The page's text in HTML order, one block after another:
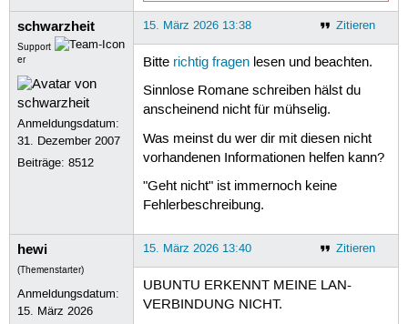
schwarzheit
Support
er
Anmeldungsdatum:
31. Dezember 2007
Beiträge:8512
Zitieren
15. März 2026 13:38
Bitte richtig fragenlesen und beachten.
Sinnlose Romane schreiben hälst du
anscheinend nicht für mühselig.
Was meinst du wer dir mit diesen nicht
vorhandenen Informationen helfen kann?
"Geht nicht" ist immernoch keine
Fehlerbeschreibung.
hewi
(Themenstarter)
Anmeldungsdatum:
15. März 2026
Zitieren
15. März 2026 13:40
UBUNTU ERKENNT MEINE LAN-
VERBINDUNG NICHT.